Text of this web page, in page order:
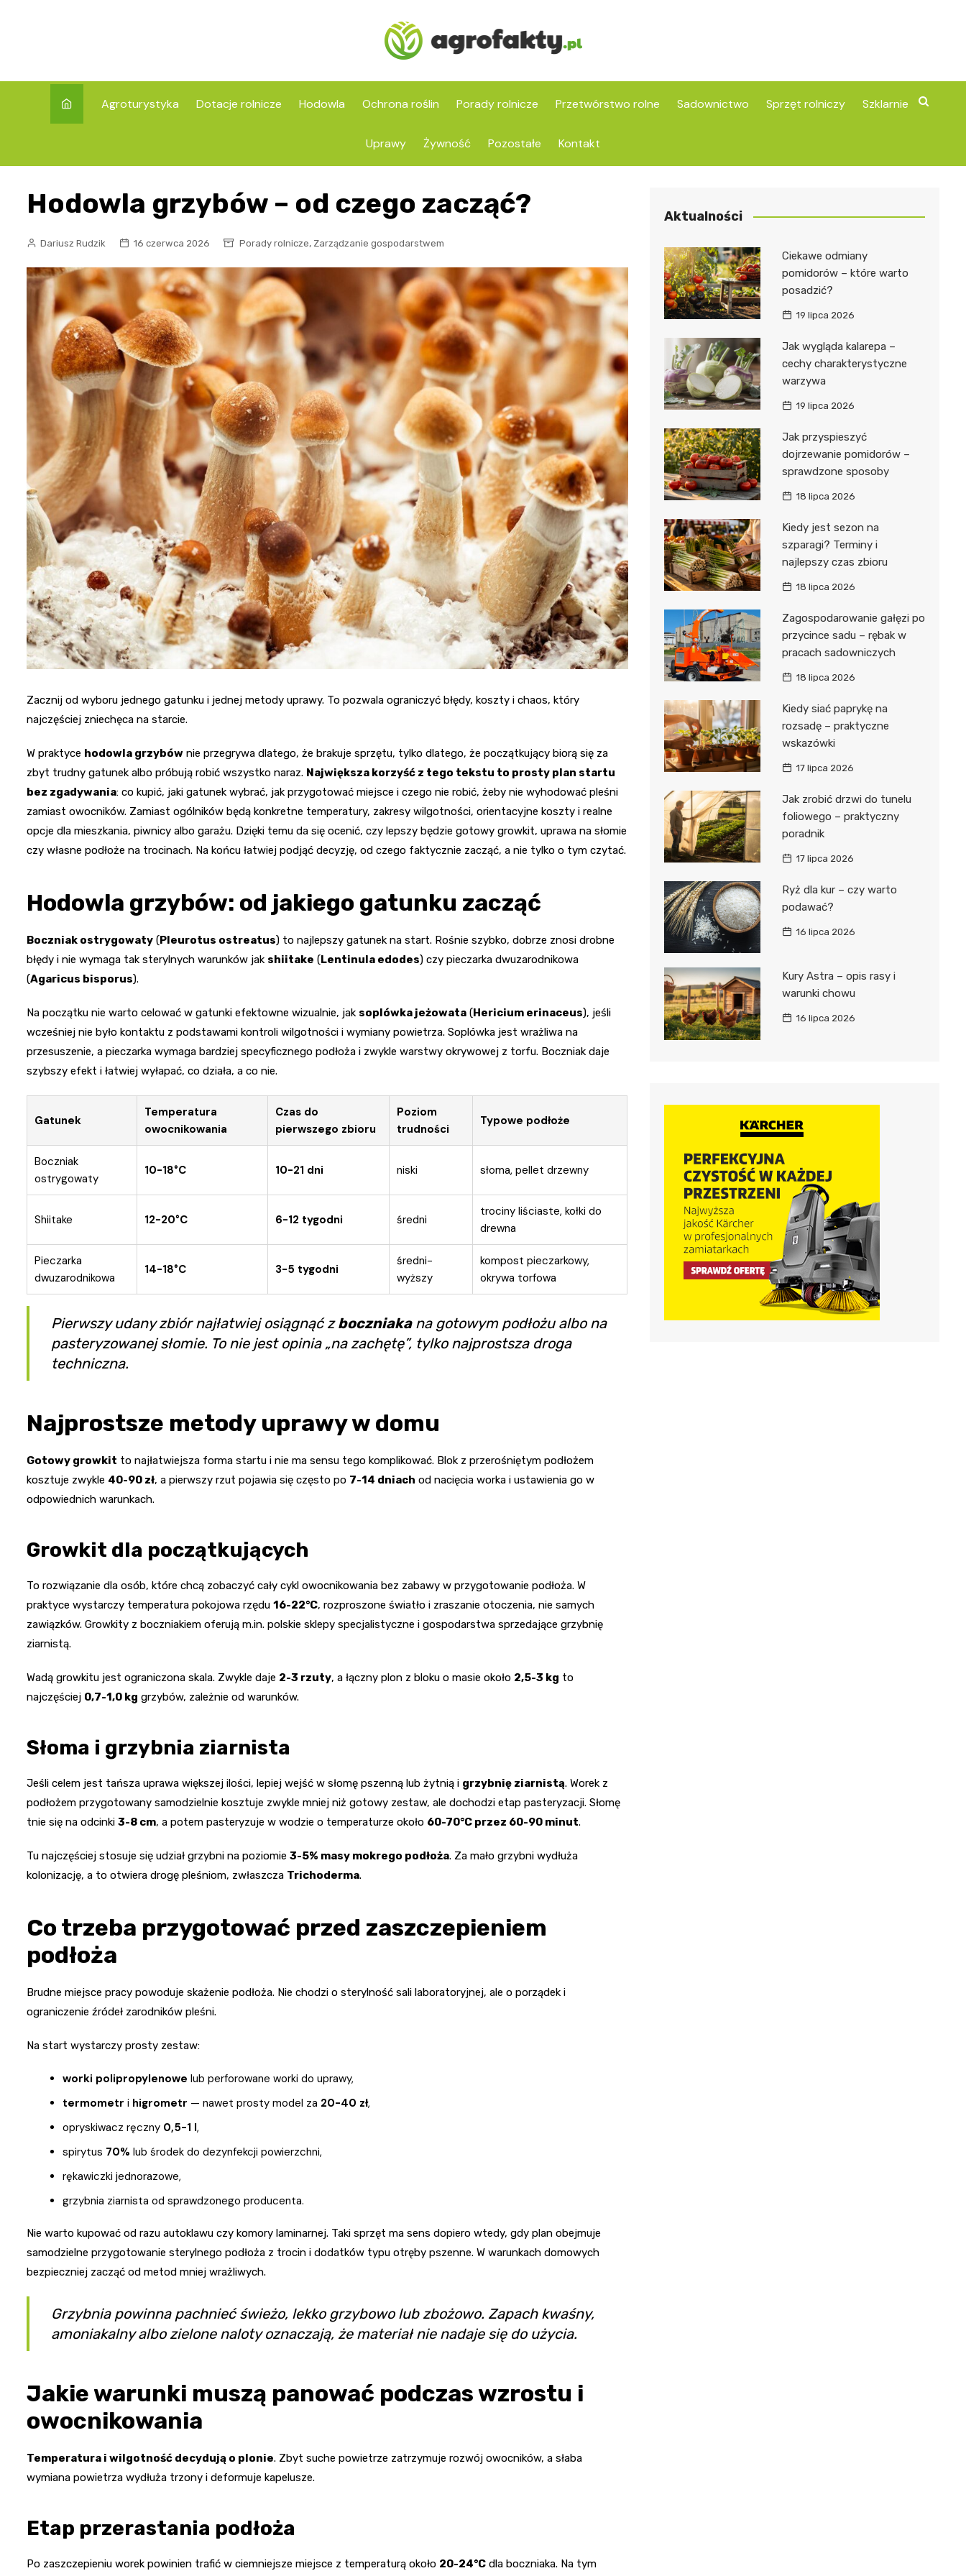
Agroturystyka Dotacje rolnicze Hodowla Ochrona roślin Porady rolnicze Przetwórstwo rolne Sadownictwo Sprzęt rolniczy Szklarnie
Uprawy Żywność Pozostałe Kontakt
Hodowla grzybów – od czego zacząć?
Dariusz Rudzik 16 czerwca 2026 Porady rolnicze, Zarządzanie gospodarstwem
Zacznij od wyboru jednego gatunku i jednej metody uprawy. To pozwala ograniczyć błędy, koszty i chaos, który
najczęściej zniechęca na starcie.
W praktyce hodowla grzybów nie przegrywa dlatego, że brakuje sprzętu, tylko dlatego, że początkujący biorą się za
zbyt trudny gatunek albo próbują robić wszystko naraz. Największa korzyść z tego tekstu to prosty plan startu
bez zgadywania: co kupić, jaki gatunek wybrać, jak przygotować miejsce i czego nie robić, żeby nie wyhodować pleśni
zamiast owocników. Zamiast ogólników będą konkretne temperatury, zakresy wilgotności, orientacyjne koszty i realne
opcje dla mieszkania, piwnicy albo garażu. Dzięki temu da się ocenić, czy lepszy będzie gotowy growkit, uprawa na słomie
czy własne podłoże na trocinach. Na końcu łatwiej podjąć decyzję, od czego faktycznie zacząć, a nie tylko o tym czytać.
Hodowla grzybów: od jakiego gatunku zacząć
Boczniak ostrygowaty (Pleurotus ostreatus) to najlepszy gatunek na start. Rośnie szybko, dobrze znosi drobne
błędy i nie wymaga tak sterylnych warunków jak shiitake (Lentinula edodes) czy pieczarka dwuzarodnikowa
(Agaricus bisporus).
Na początku nie warto celować w gatunki efektowne wizualnie, jak soplówka jeżowata (Hericium erinaceus), jeśli
wcześniej nie było kontaktu z podstawami kontroli wilgotności i wymiany powietrza. Soplówka jest wrażliwa na
przesuszenie, a pieczarka wymaga bardziej specyficznego podłoża i zwykle warstwy okrywowej z torfu. Boczniak daje
szybszy efekt i łatwiej wyłapać, co działa, a co nie.
Gatunek
Temperatura
owocnikowania
Czas do
pierwszego zbioru
Poziom
trudności
Typowe podłoże
Boczniak
ostrygowaty
10-18°C 10-21 dni niski słoma, pellet drzewny
Shiitake 12-20°C 6-12 tygodni średni
trociny liściaste, kołki do
drewna
Pieczarka
dwuzarodnikowa
14-18°C 3-5 tygodni
średni-
wyższy
kompost pieczarkowy,
okrywa torfowa
Pierwszy udany zbiór najłatwiej osiągnąć zboczniakana gotowym podłożu albo na
pasteryzowanej słomie. To nie jest opinia „na zachętę”, tylko najprostsza droga
techniczna.
Najprostsze metody uprawy w domu
Gotowy growkit to najłatwiejsza forma startu i nie ma sensu tego komplikować. Blok z przerośniętym podłożem
kosztuje zwykle 40-90 zł, a pierwszy rzut pojawia się często po 7-14 dniach od nacięcia worka i ustawienia go w
odpowiednich warunkach.
Growkit dla początkujących
To rozwiązanie dla osób, które chcą zobaczyć cały cykl owocnikowania bez zabawy w przygotowanie podłoża. W
praktyce wystarczy temperatura pokojowa rzędu 16-22°C, rozproszone światło i zraszanie otoczenia, nie samych
zawiązków. Growkity z boczniakiem oferują m.in. polskie sklepy specjalistyczne i gospodarstwa sprzedające grzybnię
ziarnistą.
Wadą growkitu jest ograniczona skala. Zwykle daje 2-3 rzuty, a łączny plon z bloku o masie około 2,5-3 kg to
najczęściej 0,7-1,0 kg grzybów, zależnie od warunków.
Słoma i grzybnia ziarnista
Jeśli celem jest tańsza uprawa większej ilości, lepiej wejść w słomę pszenną lub żytnią i grzybnię ziarnistą. Worek z
podłożem przygotowany samodzielnie kosztuje zwykle mniej niż gotowy zestaw, ale dochodzi etap pasteryzacji. Słomę
tnie się na odcinki 3-8 cm, a potem pasteryzuje w wodzie o temperaturze około 60-70°C przez 60-90 minut.
Tu najczęściej stosuje się udział grzybni na poziomie 3-5% masy mokrego podłoża. Za mało grzybni wydłuża
kolonizację, a to otwiera drogę pleśniom, zwłaszcza Trichoderma.
Co trzeba przygotować przed zaszczepieniem
podłoża
Brudne miejsce pracy powoduje skażenie podłoża. Nie chodzi o sterylność sali laboratoryjnej, ale o porządek i
ograniczenie źródeł zarodników pleśni.
Na start wystarczy prosty zestaw:
worki polipropylenowe lub perforowane worki do uprawy,
termometr i higrometr — nawet prosty model za 20-40 zł,
opryskiwacz ręczny 0,5-1 l,
spirytus 70% lub środek do dezynfekcji powierzchni,
rękawiczki jednorazowe,
grzybnia ziarnista od sprawdzonego producenta.
Nie warto kupować od razu autoklawu czy komory laminarnej. Taki sprzęt ma sens dopiero wtedy, gdy plan obejmuje
samodzielne przygotowanie sterylnego podłoża z trocin i dodatków typu otręby pszenne. W warunkach domowych
bezpieczniej zacząć od metod mniej wrażliwych.
Grzybnia powinna pachnieć świeżo, lekko grzybowo lub zbożowo. Zapach kwaśny,
amoniakalny albo zielone naloty oznaczają, że materiał nie nadaje się do użycia.
Jakie warunki muszą panować podczas wzrostu i
owocnikowania
Temperatura i wilgotność decydują o plonie. Zbyt suche powietrze zatrzymuje rozwój owocników, a słaba
wymiana powietrza wydłuża trzony i deformuje kapelusze.
Etap przerastania podłoża
Po zaszczepieniu worek powinien trafić w ciemniejsze miejsce z temperaturą około 20-24°C dla boczniaka. Na tym
Aktualności
Ciekawe odmiany
pomidorów – które warto
posadzić?
19 lipca 2026
Jak wygląda kalarepa –
cechy charakterystyczne
warzywa
19 lipca 2026
Jak przyspieszyć
dojrzewanie pomidorów –
sprawdzone sposoby
18 lipca 2026
Kiedy jest sezon na
szparagi? Terminy i
najlepszy czas zbioru
18 lipca 2026
Zagospodarowanie gałęzi po
przycince sadu – rębak w
pracach sadowniczych
18 lipca 2026
Kiedy siać paprykę na
rozsadę – praktyczne
wskazówki
17 lipca 2026
Jak zrobić drzwi do tunelu
foliowego – praktyczny
poradnik
17 lipca 2026
Ryż dla kur – czy warto
podawać?
16 lipca 2026
Kury Astra – opis rasy i
warunki chowu
16 lipca 2026